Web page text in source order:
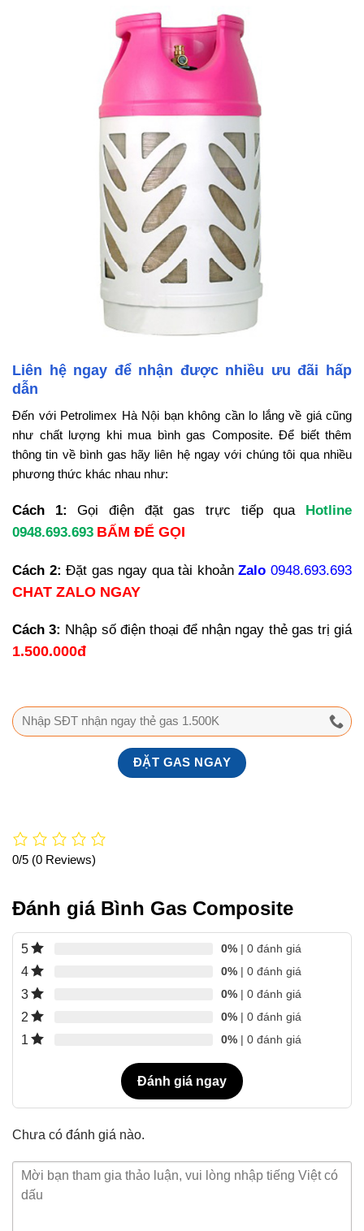
Liên hệ ngay để nhận được nhiều ưu đãi hấp
dẫn
Đến với Petrolimex Hà Nội bạn không cần lo lắng về giá cũng
như chất lượng khi mua bình gas Composite. Để biết thêm
thông tin về bình gas hãy liên hệ ngay với chúng tôi qua nhiều
phương thức khác nhau như:
Cách 1: Gọi điện đặt gas trực tiếp qua Hotline
0948.693.693 BẤM ĐỂ GỌI
Cách 2: Đặt gas ngay qua tài khoảnZalo 0948.693.693
CHAT ZALO NGAY
Cách 3: Nhập số điện thoại để nhận ngay thẻ gas trị giá
1.500.000đ
0/5 (0 Reviews)
Đánh giá Bình Gas Composite
5 0% | 0 đánh giá
4 0% | 0 đánh giá
3 0% | 0 đánh giá
2 0% | 0 đánh giá
1 0% | 0 đánh giá
Đánh giá ngay
Chưa có đánh giá nào.